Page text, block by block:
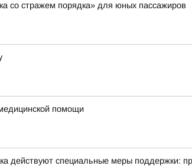
со стражем порядка» для юных пассажиров
помощи
действуют специальные меры поддержки: